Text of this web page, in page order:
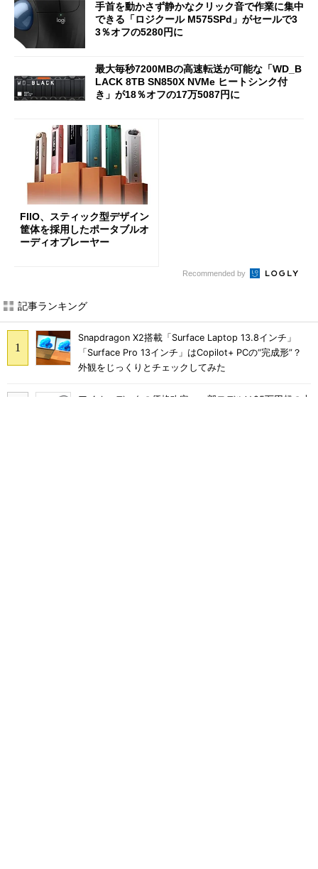
手首を動かさず静かなクリック音で作業に集中
できる「ロジクール M575SPd」がセールで3
3％オフの5280円に
最大毎秒7200MBの高速転送が可能な「WD_B
LACK 8TB SN850X NVMe ヒートシンク付
き」が18％オフの17万5087円に
FIIO、スティック型デザイン
筐体を採用したポータブルオ
ーディオプレーヤー
Recommended by
記事ランキング
Snapdragon X2搭載「Surface Laptop 13.8インチ」
「Surface Pro 13インチ」はCopilot+ PCの“完成形”？
外観をじっくりとチェックしてみた
アイオーデータの価格改定、一部モデルは25万円超の大